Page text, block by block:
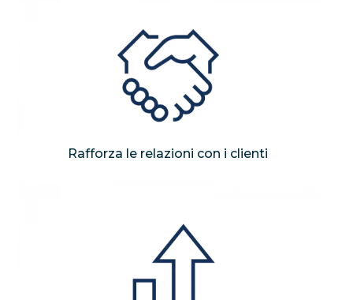
Rafforza le relazioni con i clienti